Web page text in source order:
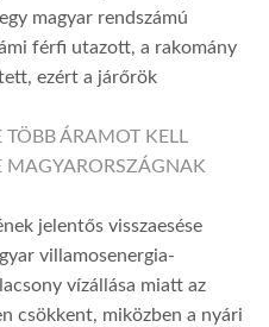
magyar rendszámú
férfi utazott, a rakomány
ezért a járőrök
TÖBB ÁRAMOT KELL
MAGYARORSZÁGNAK
jelentős visszaesése
villamosenergia-
vízállása miatt az
csökkent, miközben a nyári